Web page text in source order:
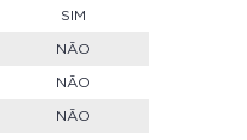
SIM
NÃO
NÃO
NÃO